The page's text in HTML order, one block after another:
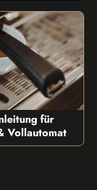
für
Vollautomat